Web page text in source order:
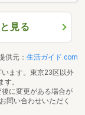
見る
供元： 生活ガイド.com
ます。東京23区以外
。
に変更がある場合が
問い合わせいただく